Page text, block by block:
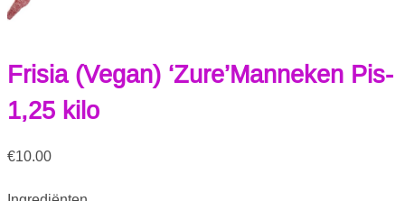
Frisia (Vegan) ‘Zure’Manneken Pis-
1,25 kilo
€10.00